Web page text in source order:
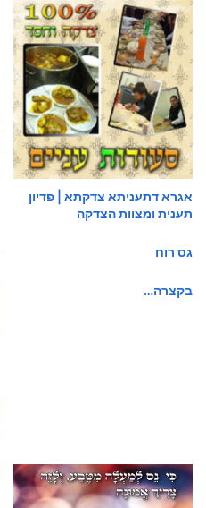
אגרא דתעניתא צדקתא | פדיון
תענית ומצוות הצדקה
גס רוח
בקצרה…